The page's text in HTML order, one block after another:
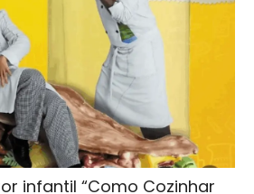
infantil “Como Cozinhar